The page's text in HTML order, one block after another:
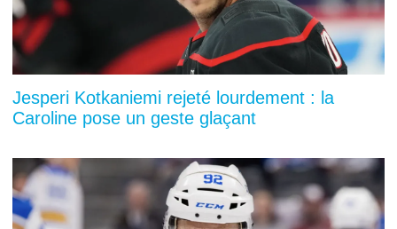
Jesperi Kotkaniemi rejeté lourdement : la
Caroline pose un geste glaçant